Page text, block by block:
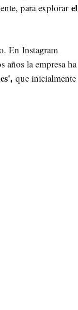
para explorar el
En Instagram
la empresa ha
que inicialmente